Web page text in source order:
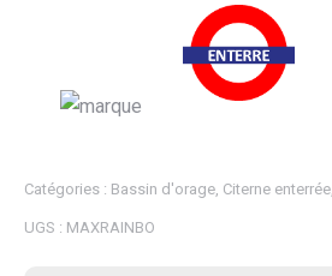
Catégories : Bassin d'orage Citerne enterrée
UGS : MAXRAINBO